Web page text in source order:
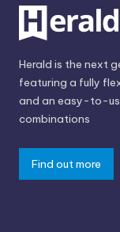
Herald is the next
featuring a fully
and an easy-to-
combinations
Find out more